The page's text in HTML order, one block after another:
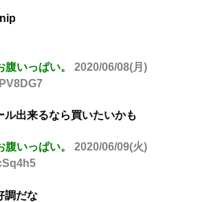
いっぱい。
2020/06/08(月)
出来るなら買いたいかも
いっぱい。
2020/06/09(火)
調だな